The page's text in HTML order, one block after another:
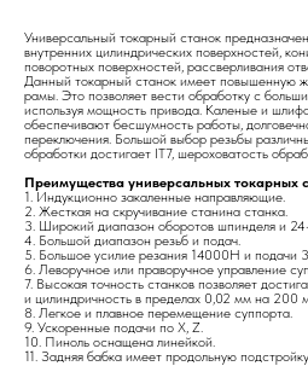
Универсальный токарный станок
внутренних цилиндрических поверхностей,
поворотных поверхностей, рассверливания
Данный токарный станок имеет повышенную
рамы. Это позволяет вести обработку с
используя мощность привода. Каленые и
обеспечивают бесшумность работы,
переключения. Большой выбор резьбы
обработки достигает IT7, шероховатость
Преимущества универсальных токарных
1. Индукционно закаленные направляющие.
2. Жесткая на скручивание станина станка.
3. Широкий диапазон оборотов шпинделя и
4. Большой диапазон резьб и подач.
5. Большое усилие резания 14000Н и подачи
6. Леворучное или праворучное управление
7. Высокая точность станков позволяет
и цилиндричность в пределах 0,02 мм на 200
8. Легкое и плавное перемещение суппорта.
9. Ускоренные подачи по Х, Z.
10. Пиноль оснащена линейкой.
11. Задняя бабка имеет продольную